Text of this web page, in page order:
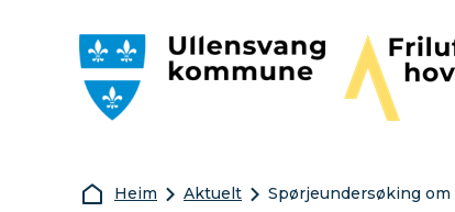
Du er her:
Heim Aktuelt Spørjeundersøking